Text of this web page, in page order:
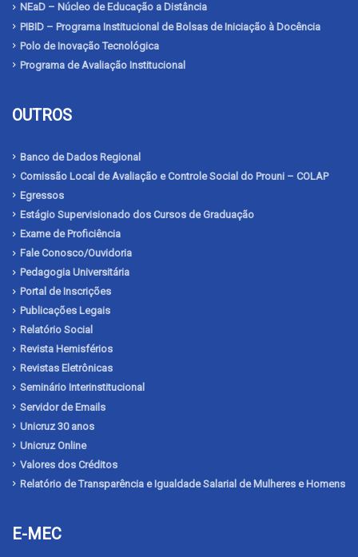
NEaD – Núcleo de Educação a Distância
PIBID – Programa Institucional de Bolsas de Iniciação à Docência
Polo de Inovação Tecnológica
Programa de Avaliação Institucional
OUTROS
Banco de Dados Regional
Comissão Local de Avaliação e Controle Social do Prouni – COLAP
Egressos
Estágio Supervisionado dos Cursos de Graduação
Exame de Proficiência
Fale Conosco/Ouvidoria
Pedagogia Universitária
Portal de Inscrições
Publicações Legais
Relatório Social
Revista Hemisférios
Revistas Eletrônicas
Seminário Interinstitucional
Servidor de Emails
Unicruz 30 anos
Unicruz Online
Valores dos Créditos
Relatório de Transparência e Igualdade Salarial de Mulheres e Homens
E-MEC